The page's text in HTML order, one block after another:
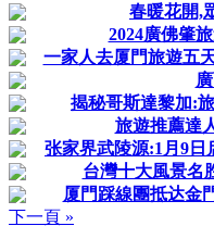
春暖花開,
2024廣佛肇
一家人去厦門旅遊五
揭秘哥斯達黎加:
旅遊推薦達
张家界武陵源:1月9日
台灣十大風景名
厦門踩線團抵达金
下一頁 »